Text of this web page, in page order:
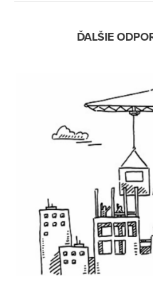
ĎALŠIE